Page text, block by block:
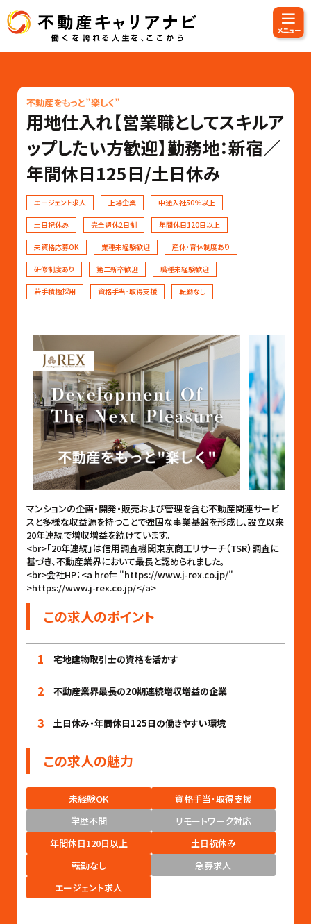
不動産をもっと”楽しく”
用地仕入れ【営業職としてスキルア
ップしたい方歓迎】勤務地：新宿／
年間休日125日/土日休み
エージェント求人 上場企業 中途入社50％以上
土日祝休み 完全週休2日制 年間休日120日以上
未資格応募OK 業種未経験歓迎 産休･育休制度あり
研修制度あり 第二新卒歓迎 職種未経験歓迎
若手積極採用 資格手当･取得支援 転勤なし
マンションの企画・開発・販売および管理を含む不動産関連サービ
スと多様な収益源を持つことで強固な事業基盤を形成し、設立以来
20年連続で増収増益を続けています。
<br>「20年連続」は信用調査機関東京商工リサーチ（TSR）調査に
基づき、不動産業界において最長と認められました。
<br>会社HP：<a href= "https://www.j-rex.co.jp/"
>https://www.j-rex.co.jp/</a>
この求人のポイント
1 宅地建物取引士の資格を活かす
2 不動産業界最長の20期連続増収増益の企業
3 土日休み・年間休日125日の働きやすい環境
この求人の魅力
未経験OK
資格手当･取得支援
学歴不問
リモートワーク対応
年間休日120日以上
土日祝休み
転勤なし
急募求人
エージェント求人